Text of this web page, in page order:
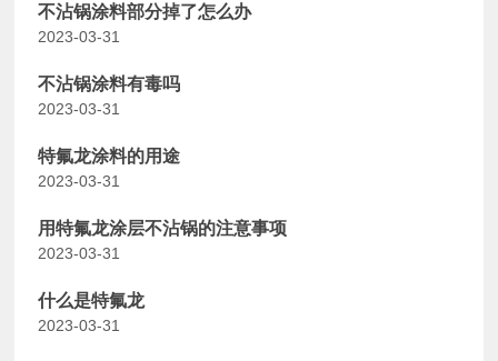
不沾锅涂料部分掉了怎么办
2023-03-31
不沾锅涂料有毒吗
2023-03-31
特氟龙涂料的用途
2023-03-31
用特氟龙涂层不沾锅的注意事项
2023-03-31
什么是特氟龙
2023-03-31